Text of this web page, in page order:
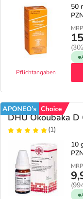
Diabetes
Körperpflege &
Liebe & Erotik
Mutter & Kind
Natur &
Sanitätshaus
Geschenkideen
Aktuelle Coupons
Summer SALE
Reiseapotheke
Insektenschutz
Sonnenpflege
Sommerpflege
Fragen und
Kontakt
Ratgeber
Beliebte Beiträge
E-Rezept einlösen
E-Rezept App
5% Extra Cash
Avene & Ducray
Eucerin Deals
Evolsin Deals
Frontline &
Nattermann
R(h)ein Nutrition
Pflichtangaben
50
MRP
DHU Okoubaka
(1)
10
MRP